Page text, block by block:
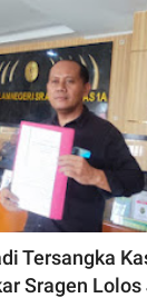
Tersangka
Sragen